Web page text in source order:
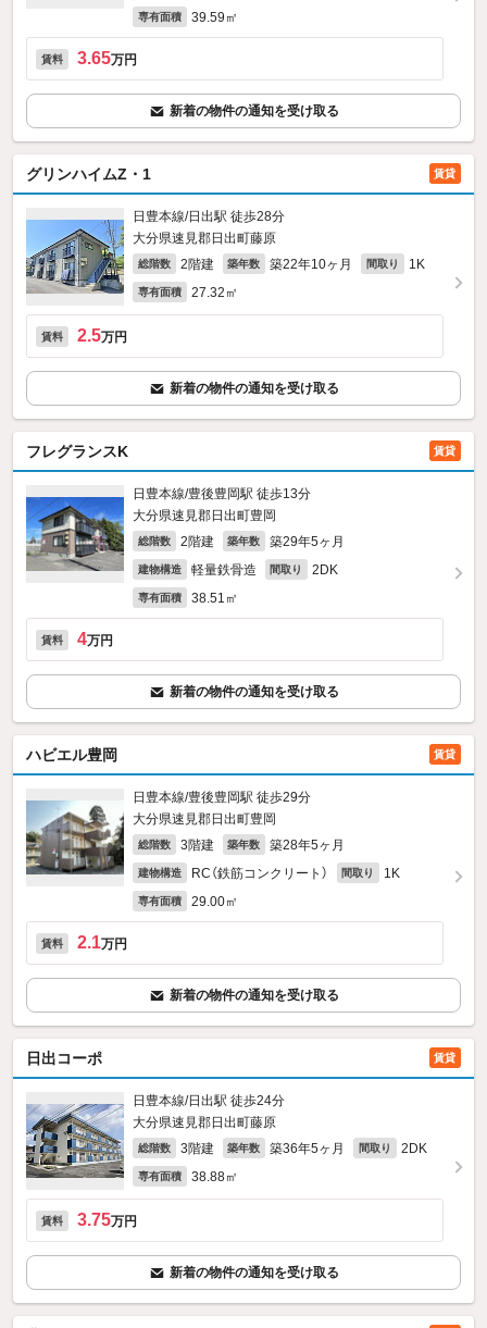
専有面積 39.59㎡
賃料 3.65万円
新着の物件の通知を受け取る
グリンハイムZ・1 賃貸
日豊本線/日出駅 徒歩28分
大分県速見郡日出町藤原
総階数 2階建 築年数 築22年10ヶ月 間取り 1K
専有面積 27.32㎡
賃料 2.5万円
新着の物件の通知を受け取る
フレグランスK 賃貸
日豊本線/豊後豊岡駅 徒歩13分
大分県速見郡日出町豊岡
総階数 2階建 築年数 築29年5ヶ月
建物構造 軽量鉄骨造 間取り 2DK
専有面積 38.51㎡
賃料 4万円
新着の物件の通知を受け取る
ハビエル豊岡 賃貸
日豊本線/豊後豊岡駅 徒歩29分
大分県速見郡日出町豊岡
総階数 3階建 築年数 築28年5ヶ月
建物構造 RC（鉄筋コンクリート） 間取り 1K
専有面積 29.00㎡
賃料 2.1万円
新着の物件の通知を受け取る
日出コーポ 賃貸
日豊本線/日出駅 徒歩24分
大分県速見郡日出町藤原
総階数 3階建 築年数 築36年5ヶ月 間取り 2DK
専有面積 38.88㎡
賃料 3.75万円
新着の物件の通知を受け取る